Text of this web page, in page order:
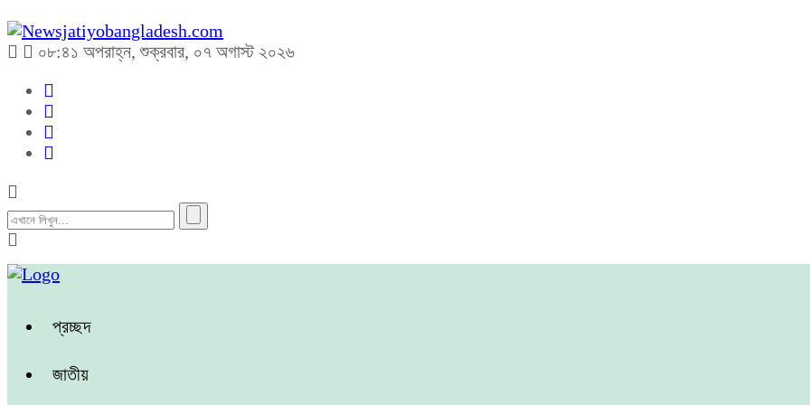
০৮:৪১ অপরাহ্ন, শুক্রবার, ০৭ অগাস্ট ২০২৬
প্রচ্ছদ
জাতীয়